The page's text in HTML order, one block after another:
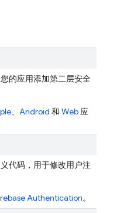
的应用添加第二层安全
、 Android 和 Web 应
代码，用于修改用户注
Authentication。